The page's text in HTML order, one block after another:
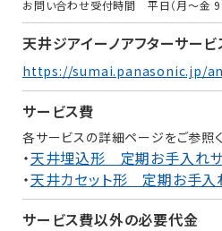
お問い合わせ受付時間 平日（月〜金
天井ジアイーノアフターサービ
https://sumai.panasonic.jp/
サービス費
各サービスの詳細ページをご参照く
・天井埋込形 定期お手入れサ
・天井カセット形 定期お手入
サービス費以外の必要代金